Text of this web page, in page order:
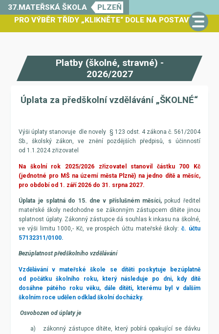
37.MATEŘSKÁ ŠKOLA
PLZEŇ
PRO VÝBĚR TŘÍDY „KLIKNĚTE“ DOLE NA POSTAVIČKU
Platby (školné, stravné) -
2026/2027
Úplata za předškolní vzdělávání „ŠKOLNÉ“
Výši úplaty stanovuje dle novely § 123 odst. 4 zákona č. 561/2004
Sb., školský zákon, ve znění pozdějších předpisů, s účinností
od 1.1.2024 zřizovatel
Na školní rok 2025/2026 zřizovatel stanovil částku 700 Kč
(jednotné pro MŠ na území města Plzně) na jedno dítě a měsíc,
pro období od 1. září 2026 do 31. srpna 2027.
Úplata je splatná do 15. dne v příslušném měsíci,pokud ředitel
mateřské školy nedohodne se zákonným zástupcem dítěte jinou
splatnost úplaty. Zákonný zástupce dá souhlas k inkasu na školné,
ve výši limitu 1000,- Kč, ve prospěch účtu mateřské školy: č. účtu
57132311/0100.
Bezúplatnost předškolního vzdělávání
Vzdělávání v mateřské škole se dítěti poskytuje bezúplatně
od počátku školního roku, který následuje po dni, kdy dítě
dosáhne pátého roku věku, dále dítěti, kterému byl v dalším
školním roce udělen odklad školní docházky.
Osvobozen od úplaty je
a)
zákonný zástupce dítěte, který pobírá opakující se dávku